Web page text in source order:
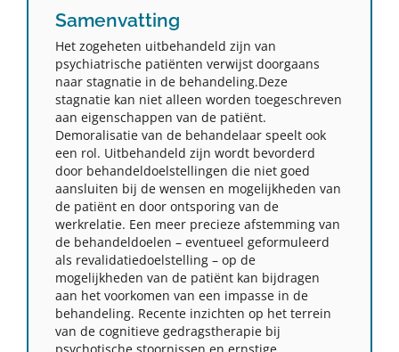
Samenvatting
Het zogeheten uitbehandeld zijn van
psychiatrische patiënten verwijst doorgaans
naar stagnatie in de behandeling.Deze
stagnatie kan niet alleen worden toegeschreven
aan eigenschappen van de patiënt.
Demoralisatie van de behandelaar speelt ook
een rol. Uitbehandeld zijn wordt bevorderd
door behandeldoelstellingen die niet goed
aansluiten bij de wensen en mogelijkheden van
de patiënt en door ontsporing van de
werkrelatie. Een meer precieze afstemming van
de behandeldoelen – eventueel geformuleerd
als revalidatiedoelstelling – op de
mogelijkheden van de patiënt kan bijdragen
aan het voorkomen van een impasse in de
behandeling. Recente inzichten op het terrein
van de cognitieve gedragstherapie bij
psychotische stoornissen en ernstige